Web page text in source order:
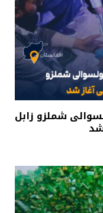
شملزو زابل